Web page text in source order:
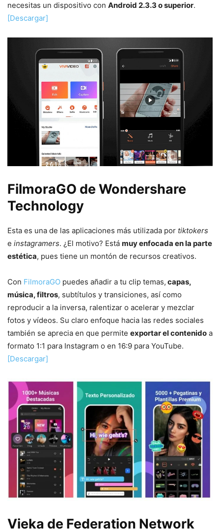
necesitas un dispositivo con Android 2.3.3 o superior.
[Descargar]
FilmoraGO de Wondershare
Technology
Esta es una de las aplicaciones más utilizada por tiktokers
e instagramers. ¿El motivo? Está muy enfocada en la parte
estética, pues tiene un montón de recursos creativos.
Con FilmoraGO puedes añadir a tu clip temas, capas,
música, filtros, subtítulos y transiciones, así como
reproducir a la inversa, ralentizar o acelerar y mezclar
fotos y vídeos. Su claro enfoque hacia las redes sociales
también se aprecia en que permite exportar el contenido a
formato 1:1 para Instagram o en 16:9 para YouTube.
[Descargar]
Vieka de Federation Network